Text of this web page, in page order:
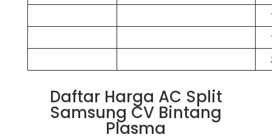
Daftar Harga AC Split
Samsung CV Bintang
Plasma